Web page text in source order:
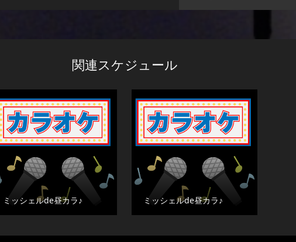
関連スケジュール
ミッシェルde昼カラ♪ ミッシェルde昼カラ♪